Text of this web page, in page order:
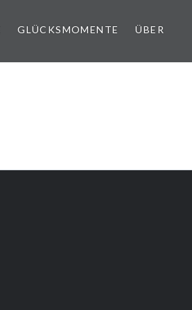
GLÜCKSMOMENTE ÜBER